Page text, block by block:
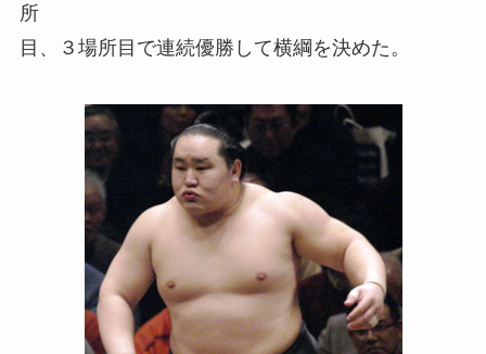
所
目、３場所目で連続優勝して横綱を決めた。